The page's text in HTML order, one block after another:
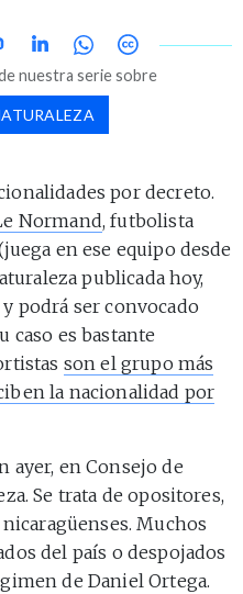
nuestra serie sobre
por decreto.
Normand, futbolista
en ese equipo desde
publicada hoy,
podrá ser convocado
caso es bastante
son el grupo más
la nacionalidad por
ayer, en Consejo de
Se trata de opositores,
Muchos
del país o despojados
de Daniel Ortega.